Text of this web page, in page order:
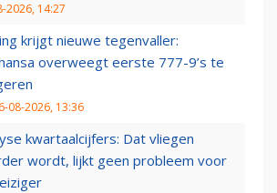
2026, 14:27
krijgt nieuwe tegenvaller:
overweegt eerste 777-9’s te
08-2026, 13:36
kwartaalcijfers: Dat vliegen
wordt, lijkt geen probleem voor